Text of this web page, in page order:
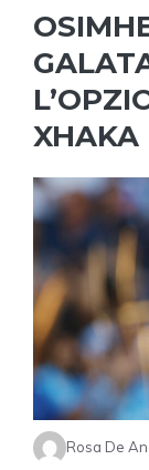
XHAKA
Rosa De